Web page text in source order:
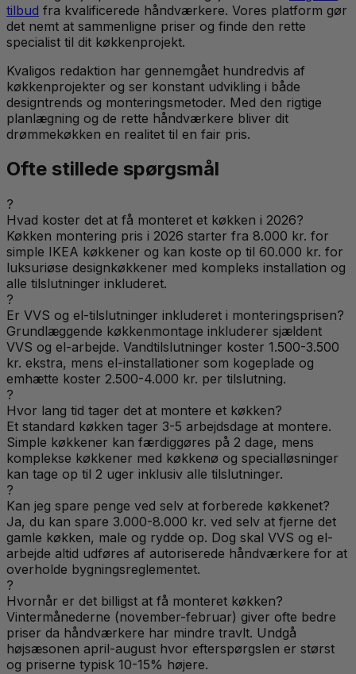
tilbud fra kvalificerede håndværkere. Vores platform gør
det nemt at sammenligne priser og finde den rette
specialist til dit køkkenprojekt.
Kvaligos redaktion har gennemgået hundredvis af
køkkenprojekter og ser konstant udvikling i både
designtrends og monteringsmetoder. Med den rigtige
planlægning og de rette håndværkere bliver dit
drømmekøkken en realitet til en fair pris.
Ofte stillede spørgsmål
?
Hvad koster det at få monteret et køkken i 2026?
Køkken montering pris i 2026 starter fra 8.000 kr. for
simple IKEA køkkener og kan koste op til 60.000 kr. for
luksuriøse designkøkkener med kompleks installation og
alle tilslutninger inkluderet.
?
Er VVS og el-tilslutninger inkluderet i monteringsprisen?
Grundlæggende køkkenmontage inkluderer sjældent
VVS og el-arbejde. Vandtilslutninger koster 1.500-3.500
kr. ekstra, mens el-installationer som kogeplade og
emhætte koster 2.500-4.000 kr. per tilslutning.
?
Hvor lang tid tager det at montere et køkken?
Et standard køkken tager 3-5 arbejdsdage at montere.
Simple køkkener kan færdiggøres på 2 dage, mens
komplekse køkkener med køkkenø og specialløsninger
kan tage op til 2 uger inklusiv alle tilslutninger.
?
Kan jeg spare penge ved selv at forberede køkkenet?
Ja, du kan spare 3.000-8.000 kr. ved selv at fjerne det
gamle køkken, male og rydde op. Dog skal VVS og el-
arbejde altid udføres af autoriserede håndværkere for at
overholde bygningsreglementet.
?
Hvornår er det billigst at få monteret køkken?
Vintermånederne (november-februar) giver ofte bedre
priser da håndværkere har mindre travlt. Undgå
højsæsonen april-august hvor efterspørgslen er størst
og priserne typisk 10-15% højere.